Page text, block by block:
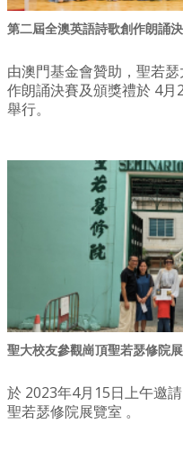
第二屆全澳英語詩歌創作朗誦
由澳門基金會贊助，聖若
作朗誦決賽及頒獎禮於 4
舉行。
聖大校友參觀崗頂聖若瑟修院
於 2023年4月15日上午邀
聖若瑟修院展覽室 。